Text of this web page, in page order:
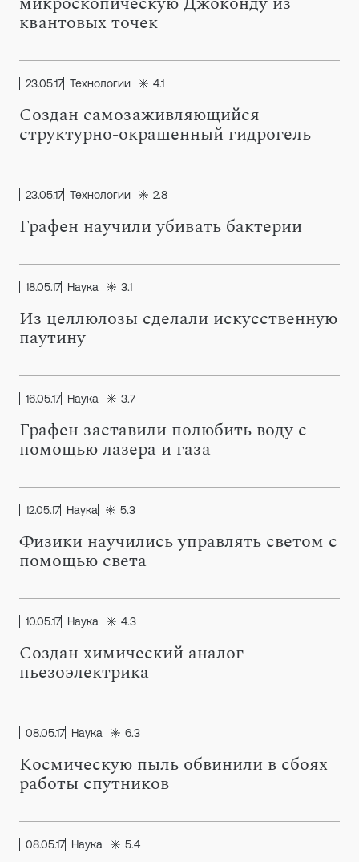
квантовых точек
23.05.17 Технологии 4.1
Создан самозаживляющийся
структурно-окрашенный гидрогель
23.05.17 Технологии 2.8
Графен научили убивать бактерии
18.05.17 Наука 3.1
Из целлюлозы сделали искусственную
паутину
16.05.17 Наука 3.7
Графен заставили полюбить воду с
помощью лазера и газа
12.05.17 Наука 5.3
Физики научились управлять светом с
помощью света
10.05.17 Наука 4.3
Создан химический аналог
пьезоэлектрика
08.05.17 Наука 6.3
Космическую пыль обвинили в сбоях
работы спутников
08.05.17 Наука 5.4